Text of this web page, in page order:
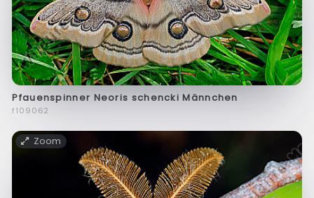
Pfauenspinner Neoris schencki Männchen
f109062
Zoom